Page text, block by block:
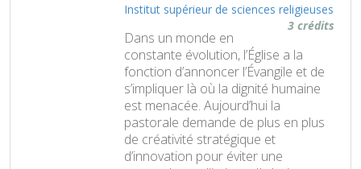
Institut supérieur de sciences religieuses
3 crédits
Dans un monde en
constante évolution, l’Église a la
fonction d’annoncer l’Évangile et de
s’impliquer là où la dignité humaine
est menacée. Aujourd’hui la
pastorale demande de plus en plus
de créativité stratégique et
d’innovation pour éviter une